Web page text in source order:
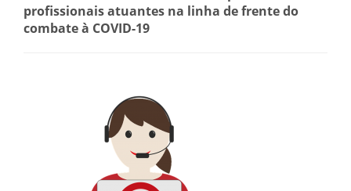
profissionais atuantes na linha de frente do
combate à COVID-19